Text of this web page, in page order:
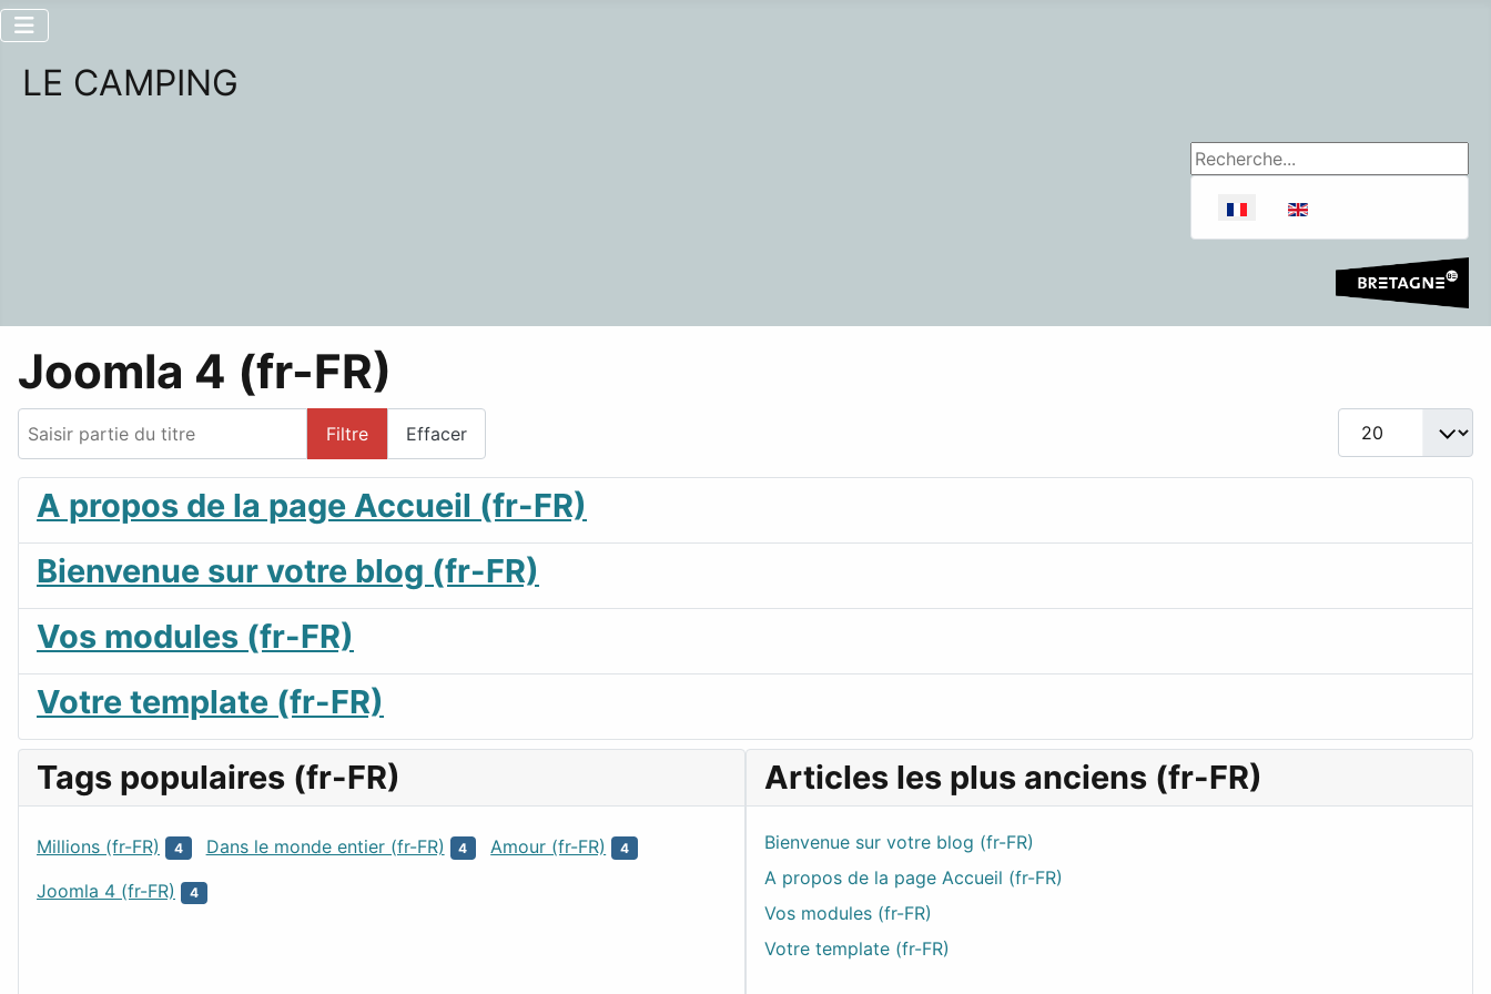
LE CAMPING
Rechercher
Sélectionnez votre langue
Joomla 4 (fr-FR)
Filtre Effacer
Afficher #
A propos de la page Accueil (fr-FR)
Bienvenue sur votre blog (fr-FR)
Vos modules (fr-FR)
Votre template (fr-FR)
Tags populaires (fr-FR)
Millions (fr-FR) 4 Dans le monde entier (fr-FR) 4 Amour (fr-FR) 4
Joomla 4 (fr-FR) 4
Articles les plus anciens (fr-FR)
Bienvenue sur votre blog (fr-FR)
A propos de la page Accueil (fr-FR)
Vos modules (fr-FR)
Votre template (fr-FR)